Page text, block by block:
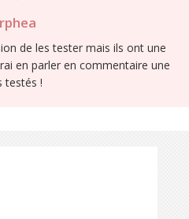
de les tester mais ils ont une
en parler en commentaire une
testés !